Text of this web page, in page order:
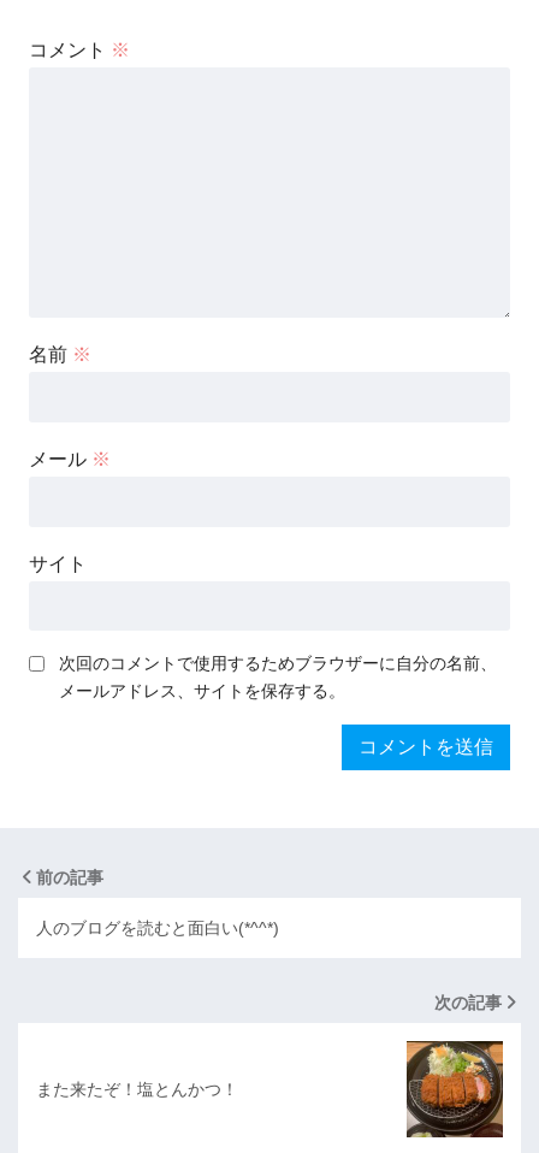
コメント ※
名前 ※
メール ※
サイト
次回のコメントで使用するためブラウザーに自分の名前、
メールアドレス、サイトを保存する。
前の記事
人のブログを読むと面白い(*^^*)
次の記事
また来たぞ！塩とんかつ！